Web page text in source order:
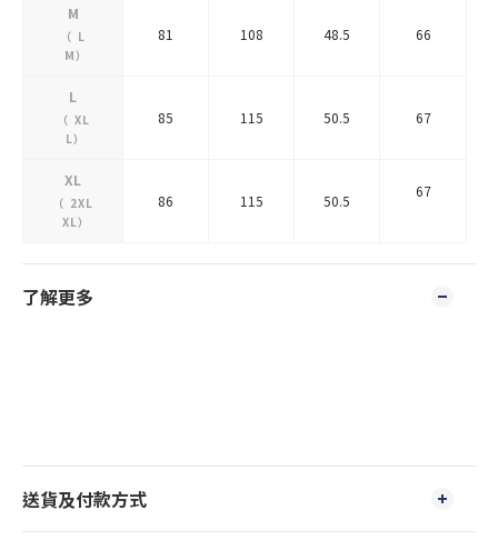
M
（ L
M ）
81 108 48.5 66
L
（ XL
L）
85 115 50.5 67
XL
（ 2XL
XL）
86 115 50.5
67
了解更多
送貨及付款方式